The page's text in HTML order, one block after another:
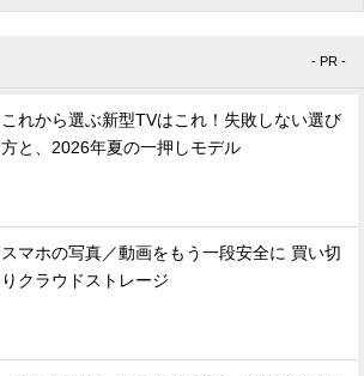
- PR -
これから選ぶ新型TVはこれ！失敗しない選び
方と、2026年夏の一押しモデル
スマホの写真／動画をもう一段安全に 買い切
りクラウドストレージ